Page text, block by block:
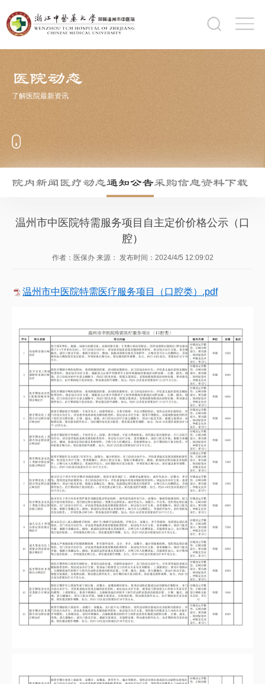
医院动态
了解医院最新资讯
院内新闻 医疗动态通知公告采购信息资料下载
温州市中医院特需服务项目自主定价价格公示（口
腔）
作者：医保办 来源： 发布时间：2024/4/5 12:09:02
温州市中医院特需医疗服务项目（口腔类）.pdf